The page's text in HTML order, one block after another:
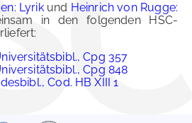
Lyrikund Heinrich von Rugge:
in den folgenden HSC-
Cpg 357
Cpg 848
Cod. HB XIII 1